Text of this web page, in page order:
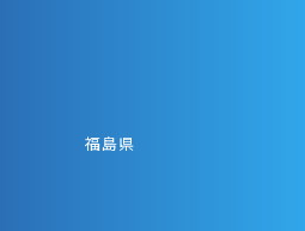
福島県